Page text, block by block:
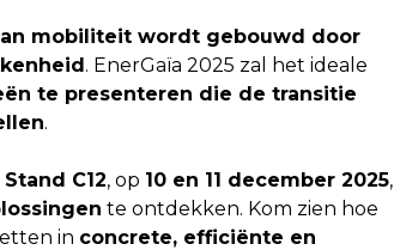
mobiliteit wordt gebouwd door
. EnerGaïa 2025 zal het ideale
te presenteren die de transitie
.
C12, op 10 en 11 december 2025,
te ontdekken. Kom zien hoe
in concrete, efficiënte en